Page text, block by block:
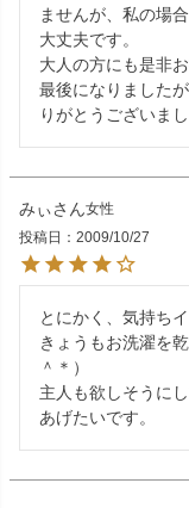
ませんが、私の場
大丈夫です。
大人の方にも是非お
最後になりました
りがとうございまし
みぃ
女性
投稿日
2009/10/27
とにかく、気持ちイ
きょうもお洗濯を
＾＊）
主人も欲しそうに
あげたいです。